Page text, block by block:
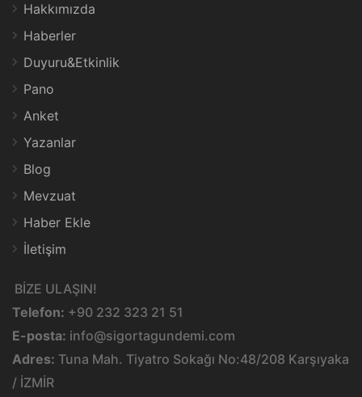
Hakkımızda
Haberler
Duyuru&Etkinlik
Pano
Anket
Yazanlar
Blog
Mevzuat
Haber Ekle
İletişim
BİZE ULAŞIN!
Telefon: +90 232 323 21 51
E-posta: info@sigortagundemi.com
Adres: Tuna Mah. Tiyatro Sokağı No:48/208 Karşıyaka
/ İZMİR